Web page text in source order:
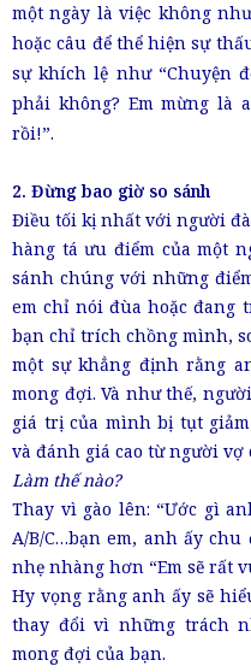
một ngày là việc không
hoặc câu để thể hiện sự
sự khích lệ như “Chuyện
phải không? Em mừng là
rồi!”.
2. Đừng bao giờ so sánh
Điều tối kị nhất với người
hàng tá ưu điểm của một
sánh chúng với những
em chỉ nói đùa hoặc đang
bạn chỉ trích chồng mình,
một sự khẳng định rằng
mong đợi. Và như thế,
giá trị của mình bị tụt
và đánh giá cao từ người vợ
Làm thế nào?
Thay vì gào lên: “Ước gì
A/B/C…bạn em, anh ấy
nhẹ nhàng hơn “Em sẽ rất
Hy vọng rằng anh ấy sẽ
thay đổi vì những trách
mong đợi của bạn.